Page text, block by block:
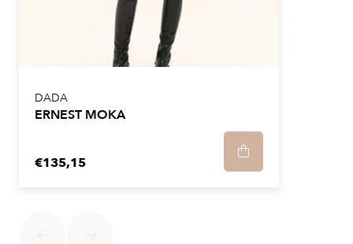
DADA
ERNEST MOKA
€135,15